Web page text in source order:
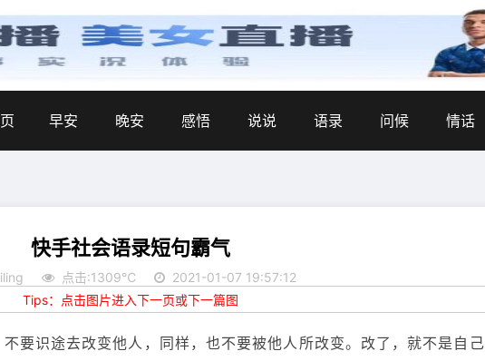
早安 晚安 感悟 说说 语录 问候 情话
快手社会语录短句霸气
点击:1309℃
2021-01-07 19:57:12
Tips：点击图片进入下一页或下一篇图
要识途去改变他人，同样，也不要被他人所改变。改了，就不是自己